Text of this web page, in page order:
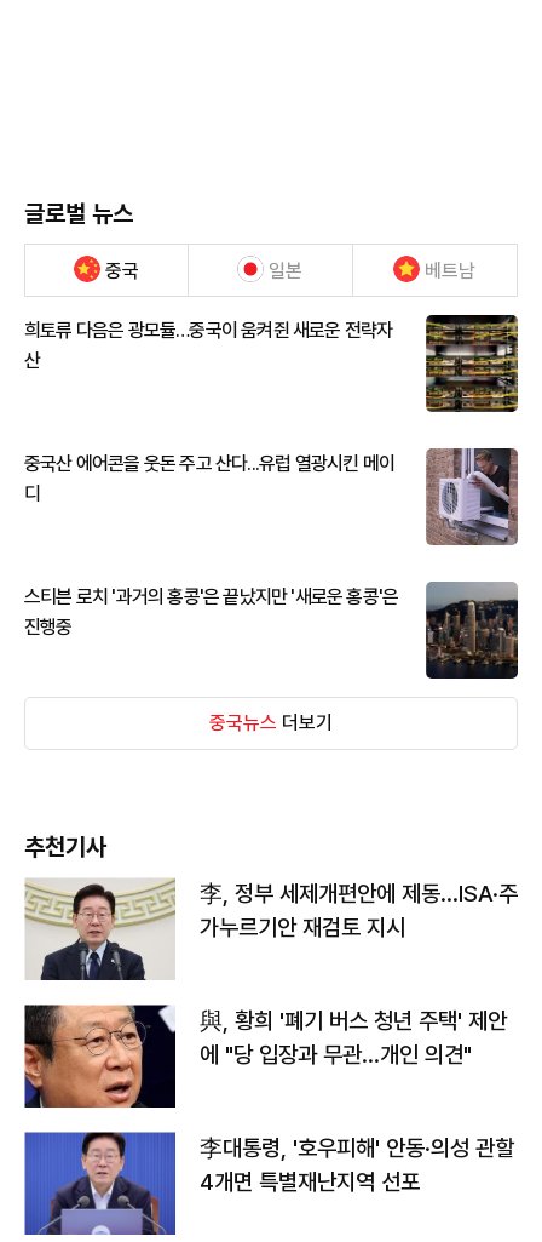
글로벌 뉴스
중국 일본 베트남
희토류 다음은 광모듈…중국이 움켜쥔 새로운 전략자
산
중국산 에어콘을 웃돈 주고 산다...유럽 열광시킨 메이
디
스티븐 로치 '과거의 홍콩'은 끝났지만 '새로운 홍콩'은
진행중
중국뉴스 더보기
추천기사
李, 정부 세제개편안에 제동…ISA·주
가누르기안 재검토 지시
與, 황희 '폐기 버스 청년 주택' 제안
에 "당 입장과 무관…개인 의견"
李대통령, '호우피해' 안동·의성 관할
4개면 특별재난지역 선포